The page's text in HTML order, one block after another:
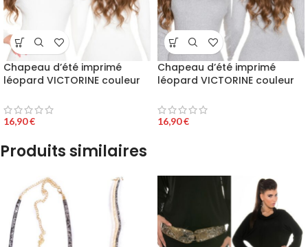
Chapeau d’été imprimé
léopard VICTORINE couleur
16,90€
Chapeau d’été imprimé
léopard VICTORINE couleur
16,90€
Produits similaires